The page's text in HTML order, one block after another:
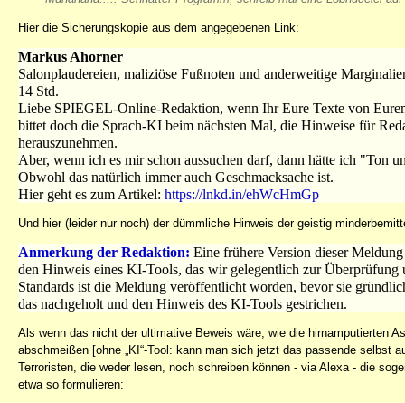
Hier die Sicherungskopie aus dem angegebenen Link:
Markus Ahorner
Salonplaudereien, maliziöse Fußnoten und anderweitige
14 Std.
Liebe SPIEGEL-Online-Redaktion, wenn Ihr Eure Texte von
bittet doch die Sprach-KI beim nächsten Mal, die Hinweise für
herauszunehmen.
Aber, wenn ich es mir schon aussuchen darf, dann hätte ich "Ton
Obwohl das natürlich immer auch Geschmacksache ist.
Hier geht es zum Artikel: https://lnkd.in/ehWcHmGp
Und hier (leider nur noch) der dümmliche Hinweis der geistig
Anmerkung der Redaktion: Eine frühere Version dieser
den Hinweis eines KI-Tools, das wir gelegentlich zur Überprüfung
Standards ist die Meldung veröffentlicht worden, bevor sie
das nachgeholt und den Hinweis des KI-Tools gestrichen.
Als wenn das nicht der ultimative Beweis wäre, wie die hirnamputierten
abschmeißen [ohne „KI“-Tool: kann man sich jetzt das passende selbst
Terroristen, die weder lesen, noch schreiben können - via Alexa - die
etwa so formulieren: